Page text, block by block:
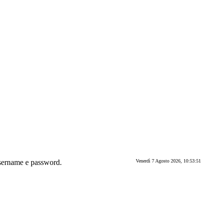
Venerdì 7 Agosto 2026, 10:53:51
e password.